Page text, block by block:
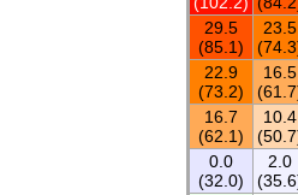
23.5
29.5
(85.1)
16.5
22.9
(73.2)
10.4
16.7
(62.1)
2.0
0.0
(32.0)